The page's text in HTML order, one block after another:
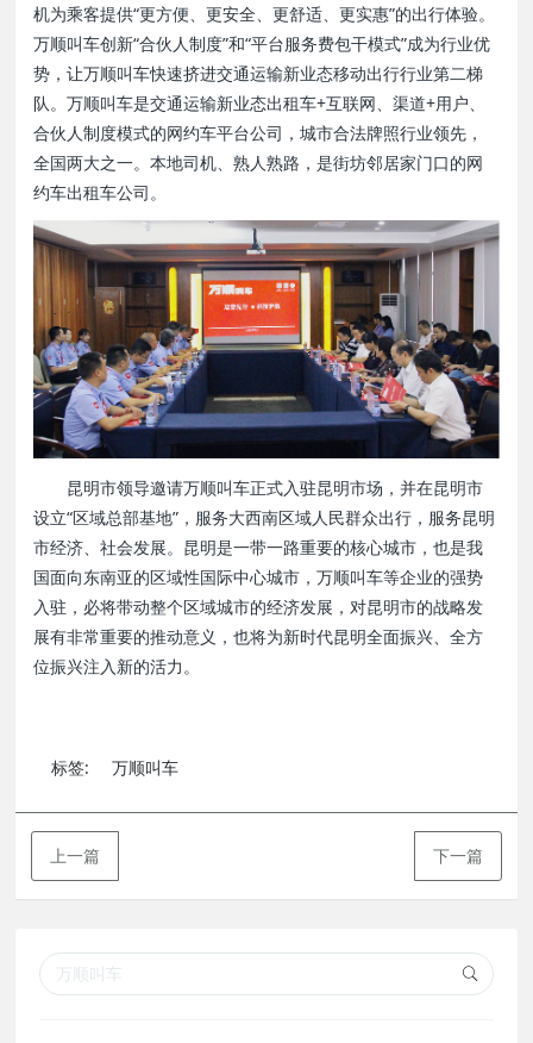
机为乘客提供“更方便、更安全、更舒适、更实惠”的出行体验。
万顺叫车创新“合伙人制度”和“平台服务费包干模式”成为行业优
势，让万顺叫车快速挤进交通运输新业态移动出行行业第二梯
队。万顺叫车是交通运输新业态出租车+互联网、渠道+用户、
合伙人制度模式的网约车平台公司，城市合法牌照行业领先，
全国两大之一。本地司机、熟人熟路，是街坊邻居家门口的网
约车出租车公司。
昆明市领导邀请万顺叫车正式入驻昆明市场，并在昆明市
设立“区域总部基地”，服务大西南区域人民群众出行，服务昆明
市经济、社会发展。昆明是一带一路重要的核心城市，也是我
国面向东南亚的区域性国际中心城市，万顺叫车等企业的强势
入驻，必将带动整个区域城市的经济发展，对昆明市的战略发
展有非常重要的推动意义，也将为新时代昆明全面振兴、全方
位振兴注入新的活力。
标签: 万顺叫车
上一篇 下一篇